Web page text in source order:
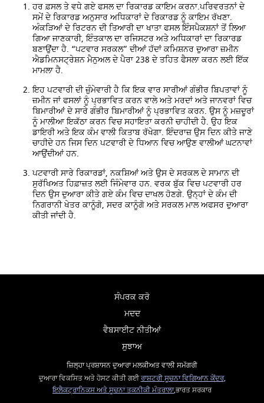
ਹਰ ਫ਼ਸਲ ਤੇ ਵਧੇ ਗਏ ਫਸਲ ਦਾ ਰਿਕਾਰਡ ਕਾਇਮ ਕਰਨਾ.ਪਰਿਵਰਤਨਾਂ ਦੇ
ਸਮੇਂ ਦੇ ਰਿਕਾਰਡ ਅਨੁਸਾਰ ਅਧਿਕਾਰਾਂ ਦੇ ਰਿਕਾਰਡ ਨੂੰ ਕਾਇਮ ਰੱਖਣਾ.
ਅੰਕੜਿਆਂ ਦੇ ਰਿਟਰਨ ਦੀ ਤਿਆਰੀ ਦਾ ਖਾਤਾ ਫਸਲ ਇੰਸਪੈਕਸ਼ਨਾਂ ਤੋਂ ਲਿਆ
ਗਿਆ ਜਾਣਕਾਰੀ, ਇੰਤਕਾਲ ਦਾ ਰਜਿਸਟਰ ਅਤੇ ਅਧਿਕਾਰਾਂ ਦਾ ਰਿਕਾਰਡ
ਬਣਾਉਂਦਾ ਹੈ. “ਪਟਵਾਰ ਸਰਕਲ” ਦੀਆਂ ਹੱਦਾਂ ਕਮਿਸ਼ਨਰ ਦੁਆਰਾ ਜ਼ਮੀਨ
ਐਡਮਿਨਸਟ੍ਰੇਸ਼ਨ ਮੈਨੁਅਲ ਦੇ ਪੈਰਾ 238 ਦੇ ਤਹਿਤ ਫੈਸਲਾ ਕਰਨ ਲਈ ਇੱਕ
ਮਾਮਲਾ ਹੈ.
ਇਹ ਪਟਵਾਰੀ ਦੀ ਜ਼ੁੰਮੇਵਾਰੀ ਹੈ ਕਿ ਇਕ ਵਾਰ ਸਾਰੀਆਂ ਗੰਭੀਰ ਬਿਪਤਾਵਾਂ ਨੂੰ
ਜ਼ਮੀਨ ਜਾਂ ਫਸਲਾਂ ਨੂੰ ਪ੍ਰਭਾਵਿਤ ਕਰਨ ਵਾਲੇ ਅਤੇ ਮਰਦਾਂ ਅਤੇ ਜਾਨਵਰਾਂ ਵਿਚ
ਬਿਮਾਰੀਆਂ ਦੇ ਸਾਰੇ ਗੰਭੀਰ ਬਿਮਾਰੀਆਂ ਨੂੰ ਪ੍ਰਭਾਵਿਤ ਕਰਨ. ਉਸ ਨੂੰ ਮਜ਼ਦੂਰਾਂ
ਨੂੰ ਮਾਲੀਆ ਇਕੱਠਾ ਕਰਨ ਵਿਚ ਸਹਾਇਤਾ ਕਰਨੀ ਚਾਹੀਦੀ ਹੈ. ਉਹ ਇਕ
ਡਾਇਰੀ ਅਤੇ ਇਕ ਕੰਮ ਵਾਲੀ ਕਿਤਾਬ ਰੱਖੇਗਾ. ਇੰਦਰਾਜ਼ ਉਸ ਦਿਨ ਕੀਤੇ ਜਾਣੇ
ਚਾਹੀਦੇ ਹਨ ਜਿਸ ਦਿਨ ਪਟਵਾਰੀ ਦੇ ਧਿਆਨ ਵਿਚ ਆਉਣ ਵਾਲੀਆਂ ਘਟਨਾਵਾਂ
ਆਉਂਦੀਆਂ ਹਨ.
ਪਟਵਾਰੀ ਸਾਰੇ ਰਿਕਾਰਡਾਂ, ਨਕਸ਼ਿਆਂ ਅਤੇ ਉਸ ਦੇ ਸਰਕਲ ਦੇ ਸਾਮਾਨ ਦੀ
ਸੁਰੱਖਿਅਤ ਹਿਫ਼ਾਜ਼ਤ ਲਈ ਜਿੰਮੇਵਾਰ ਹਨ. ਵਰਕ ਬੁੱਕ ਵਿਚ ਪਟਵਾਰੀ ਹਰ
ਦਿਨ ਉਸ ਦੁਆਰਾ ਕੀਤੇ ਗਏ ਕੰਮ ਵਿਚ ਦਾਖਲ ਹੋਣਗੇ. ਉਨ੍ਹਾਂ ਦੇ ਕੰਮ ਦੀ
ਨਿਗਰਾਨੀ ਖੇਤਰ ਕਾਨੂੰਗੋ, ਸਦਰ ਕਾਨੂੰਗੋ ਅਤੇ ਸਰਕਲ ਮਾਲ ਅਫਸਰ ਦੁਆਰਾ
ਕੀਤੀ ਜਾਂਦੀ ਹੈ.
ਸੰਪਰਕ ਕਰੋ
ਮਦਦ
ਵੈਬਸਾਈਟ ਨੀਤੀਆਂ
ਸੁਝਾਅ
ਜ਼ਿਲ੍ਹਾ ਪ੍ਰਸ਼ਾਸਨ ਦੁਆਰਾ ਮਲਕੀਅਤ ਵਾਲੀ ਸਮੱਗਰੀ
ਦੁਆਰਾ ਵਿਕਸਿਤ ਅਤੇ ਹੋਸਟ ਕੀਤੀ ਗਈਰਾਸ਼ਟਰੀ ਸੂਚਨਾ ਵਿਗਿਆਨ ਕੇਂਦਰ,
ਇਲੈਕਟ੍ਰਾਨਿਕਸ ਅਤੇ ਸੂਚਨਾ ਤਕਨੀਕੀ ਮੰਤਰਾਲਾ,ਭਾਰਤ ਸਰਕਾਰ